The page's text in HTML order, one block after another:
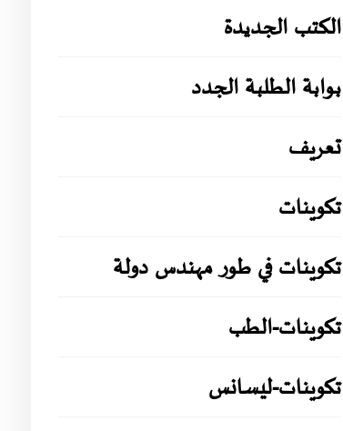
الكتب الجديدة
بوابة الطلبة الجدد
تعريف
تكوينات
تكوينات في طور مهندس دولة
تكوينات-الطب
تكوينات-ليسانس